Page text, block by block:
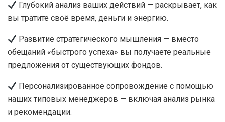
Глубокий анализ ваших действий — раскрывает, как
вы тратите своё время, деньги и энергию.
Развитие стратегического мышления — вместо
обещаний «быстрого успеха» вы получаете реальные
предложения от существующих фондов.
Персонализированное сопровождение с помощью
наших типовых менеджеров — включая анализ рынка
и рекомендации.